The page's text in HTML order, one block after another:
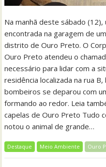
Na manhã deste sábado
encontrada na garagem de
distrito de Ouro Preto. O
Ouro Preto atendeu o
necessário para lidar com a
residência localizada na rua
bombeiros se deparou com
formando ao redor. Leia
capelas de Ouro Preto Tudo
notou o animal de grande…
Destaque Meio Ambiente Ouro